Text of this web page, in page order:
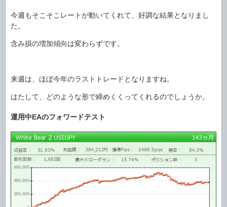
今週もそこそこレートが動いてくれて、好調な結果となりまし
た。
含み損の増加傾向は変わらずです。
来週は、ほぼ今年のラストトレードとなりますね。
はたして、どのような形で締めくくってくれるのでしょうか。
運用中EAのフォワードテスト